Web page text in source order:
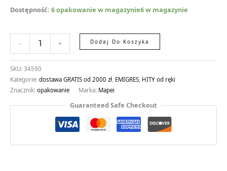
Dostępność: 6 opakowanie w magazynie6 w magazynie
- + Dodaj Do Koszyka
SKU: 34590
Kategorie: dostawa GRATIS od 2000 zł, EMIGRES, HITY od ręki
Znacznik: opakowanie Marka: Mapei
Guaranteed Safe Checkout